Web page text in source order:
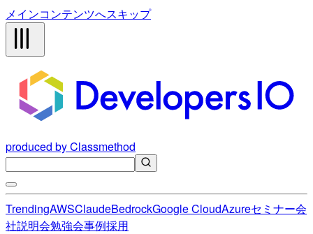
メインコンテンツへスキップ
produced by Classmethod
TrendingAWSClaudeBedrockGoogle CloudAzureセミナー会
社説明会勉強会事例採用